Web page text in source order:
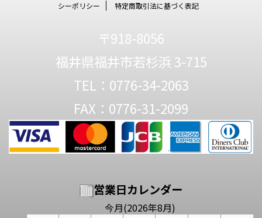
シーポリシー
特定商取引法に基づく表記
〒918-8056
福井県福井市若杉浜 3-715
TEL：0776-34-2063
FAX：0776-31-2099
営業日カレンダー
今月(2026年8月)